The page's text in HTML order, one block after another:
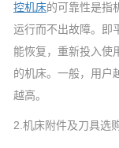
控机床的可靠性是指
运行而不出故障。即
能恢复，重新投入使
的机床。一般，用户
越高。
2.机床附件及刀具选